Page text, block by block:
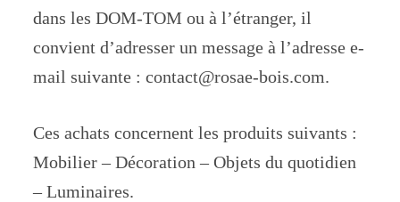
dans les DOM-TOM ou à l’étranger, il
convient d’adresser un message à l’adresse e-
mail suivante : contact@rosae-bois.com.
Ces achats concernent les produits suivants :
Mobilier – Décoration – Objets du quotidien
– Luminaires.